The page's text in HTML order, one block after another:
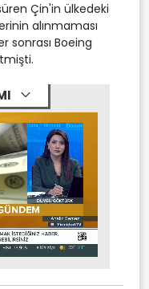
Çin'in ülkedeki
alınmaması
sonrası Boeing